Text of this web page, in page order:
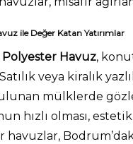
ile Değer Katan Yatırımlar
Havuz,
Satılık veya kiralık
mülklerde
hızlı olması,
havuzlar,